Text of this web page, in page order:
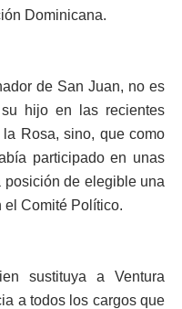
Dominicana.
de San Juan, no es
hijo en las recientes
Rosa, sino, que como
participado en unas
de elegible una
el Comité Político.
sustituya a Ventura
a todos los cargos que